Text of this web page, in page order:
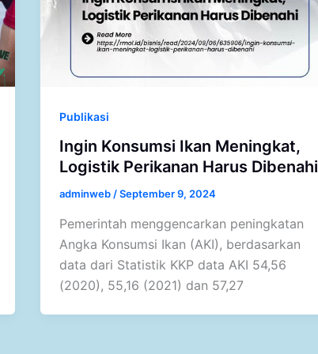
Publikasi
Ingin Konsumsi Ikan Meningkat,
Logistik Perikanan Harus Dibenahi
adminweb/September 9, 2024
Pemerintah menggencarkan peningkatan
Angka Konsumsi Ikan (AKI), berdasarkan
data dari Statistik KKP data AKI 54,56
(2020), 55,16 (2021) dan 57,27